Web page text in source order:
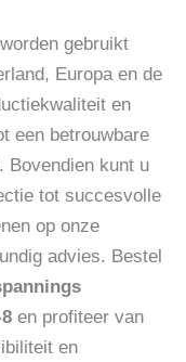
gebruikt
Europa en de
en
een betrouwbare
Bovendien kunt u
tot succesvolle
op onze
advies. Bestel
en profiteer van
en